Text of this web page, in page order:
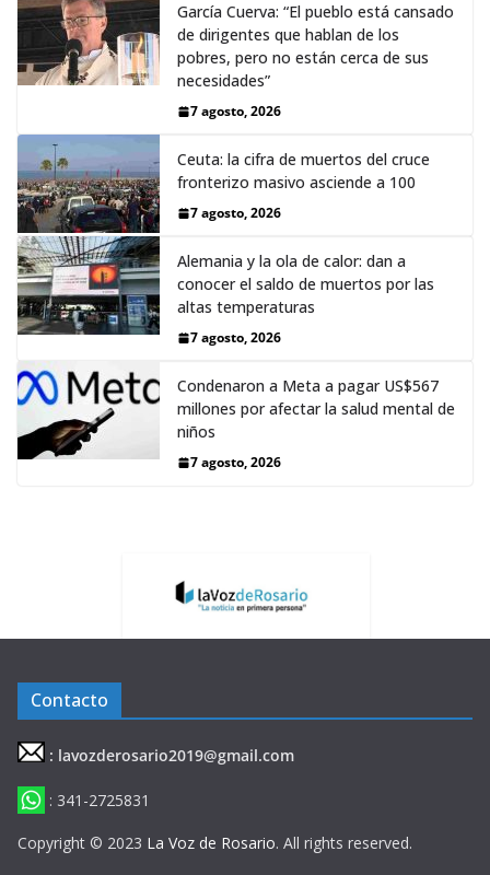
García Cuerva: “El pueblo está cansado
de dirigentes que hablan de los
pobres, pero no están cerca de sus
necesidades”
7 agosto, 2026
Ceuta: la cifra de muertos del cruce
fronterizo masivo asciende a 100
7 agosto, 2026
Alemania y la ola de calor: dan a
conocer el saldo de muertos por las
altas temperaturas
7 agosto, 2026
Condenaron a Meta a pagar US$567
millones por afectar la salud mental de
niños
7 agosto, 2026
Contacto
: lavozderosario2019@gmail.com
: 341-2725831
Copyright © 2023 La Voz de Rosario. All rights reserved.